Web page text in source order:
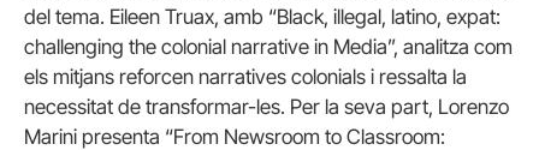
del tema. Eileen Truax, amb “Black, illegal, latino, expat:
challenging the colonial narrative in Media”, analitza com
els mitjans reforcen narratives colonials i ressalta la
necessitat de transformar-les. Per la seva part, Lorenzo
Marini presenta “From Newsroom to Classroom: